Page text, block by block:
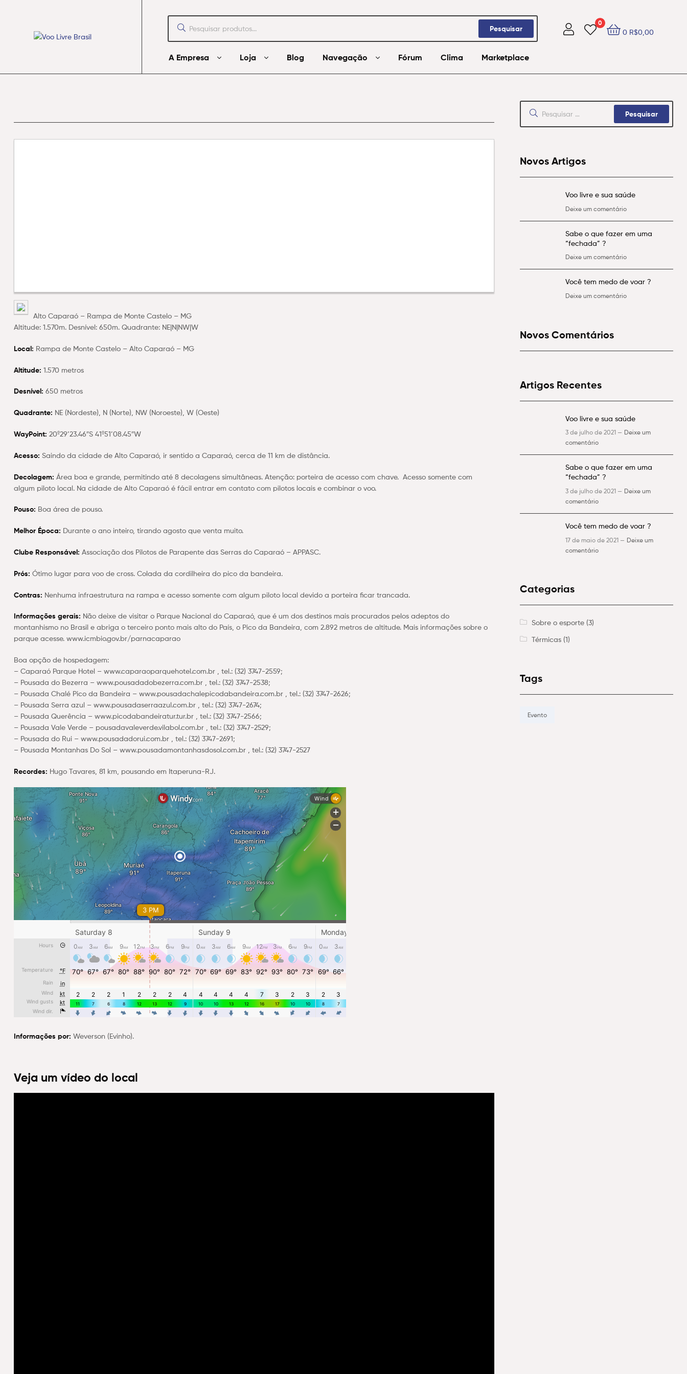
Livre
Pesquisar
0
0 R$0,00
A Empresa Loja Blog Navegação Fórum Clima Marketplace
Alto Caparaó – Rampa de Monte Castelo – MG
Altitude: 1.570m. Desnível: 650m. Quadrante: NE|N|NW|W
Local: Rampa de Monte Castelo – Alto Caparaó – MG
Altitude: 1.570 metros
Desnível: 650 metros
Quadrante: NE (Nordeste), N (Norte), NW (Noroeste), W (Oeste)
WayPoint: 20º29’23.46″S 41º51’08.45″W
Acesso: Saindo da cidade de Alto Caparaó, ir sentido a Caparaó, cerca de 11 km de distância.
Decolagem: Área boa e grande, permitindo até 8 decolagens simultâneas. Atenção: porteira de acesso com chave. Acesso somente com
algum piloto local. Na cidade de Alto Caparaó é fácil entrar em contato com pilotos locais e combinar o voo.
Pouso: Boa área de pouso.
Melhor Época: Durante o ano inteiro, tirando agosto que venta muito.
Clube Responsável: Associação dos Pilotos de Parapente das Serras do Caparaó – APPASC.
Prós: Ótimo lugar para voo de cross. Colada da cordilheira do pico da bandeira.
Contras: Nenhuma infraestrutura na rampa e acesso somente com algum piloto local devido a porteira ficar trancada.
Informações gerais: Não deixe de visitar o Parque Nacional do Caparaó, que é um dos destinos mais procurados pelos adeptos do
montanhismo no Brasil e abriga o terceiro ponto mais alto do País, o Pico da Bandeira, com 2.892 metros de altitude. Mais informações sobre o
parque acesse. www.icmbio.gov.br/parnacaparao
Boa opção de hospedagem:
– Caparaó Parque Hotel – www.caparaoparquehotel.com.br , tel.: (32) 3747-2559;
– Pousada do Bezerra – www.pousadadobezerra.com.br , tel.: (32) 3747-2538;
– Pousada Chalé Pico da Bandeira – www.pousadachalepicodabandeira.com.br , tel.: (32) 3747-2626;
– Pousada Serra azul – www.pousadaserraazul.com.br , tel.: (32) 3747-2674;
– Pousada Querência – www.picodabandeiratur.tur.br , tel.: (32) 3747-2566;
– Pousada Vale Verde – pousadavaleverde.vilabol.com.br , tel.: (32) 3747-2529;
– Pousada do Rui – www.pousadadorui.com.br , tel.: (32) 3747-2691;
– Pousada Montanhas Do Sol – www.pousadamontanhasdosol.com.br , tel.: (32) 3747-2527
Recordes: Hugo Tavares, 81 km, pousando em Itaperuna-RJ.
Informações por: Weverson (Evinho).
Veja um vídeo do local
Novos Artigos
Voo livre e sua saúde
Deixe um comentário
Sabe o que fazer em uma
“fechada” ?
Deixe um comentário
Você tem medo de voar ?
Deixe um comentário
Novos Comentários
Artigos Recentes
Voo livre e sua saúde
3 de julho de 2021 — Deixe um
comentário
Sabe o que fazer em uma
“fechada” ?
3 de julho de 2021 — Deixe um
comentário
Você tem medo de voar ?
17 de maio de 2021 — Deixe um
comentário
Categorias
Sobre o esporte(3)
Térmicas(1)
Tags
Evento